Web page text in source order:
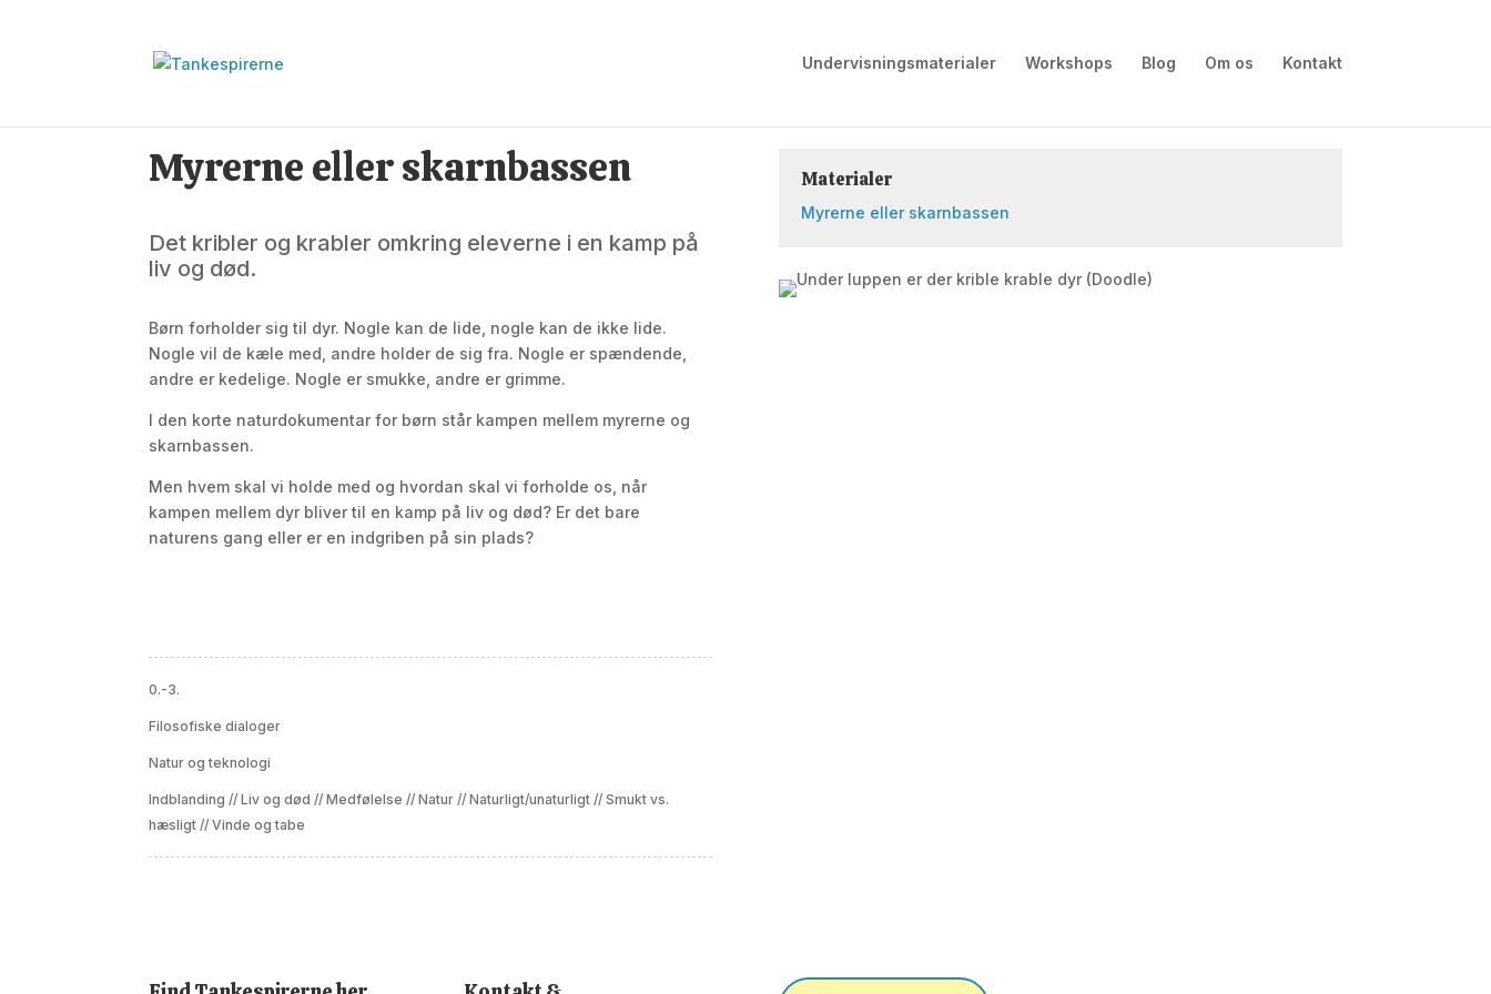
Undervisningsmaterialer Workshops Blog Om os Kontakt
Myrerne eller skarnbassen
Det kribler og krabler omkring eleverne i en kamp på
liv og død.
Børn forholder sig til dyr. Nogle kan de lide, nogle kan de ikke lide.
Nogle vil de kæle med, andre holder de sig fra. Nogle er spændende,
andre er kedelige. Nogle er smukke, andre er grimme.
I den korte naturdokumentar for børn står kampen mellem myrerne og
skarnbassen.
Men hvem skal vi holde med og hvordan skal vi forholde os, når
kampen mellem dyr bliver til en kamp på liv og død? Er det bare
naturens gang eller er en indgriben på sin plads?
0.-3.
Filosofiske dialoger
Natur og teknologi
Indblanding //Liv og død //Medfølelse //Natur //Naturligt/unaturligt //Smukt vs.
hæsligt //Vinde og tabe
Materialer
Myrerne eller skarnbassen